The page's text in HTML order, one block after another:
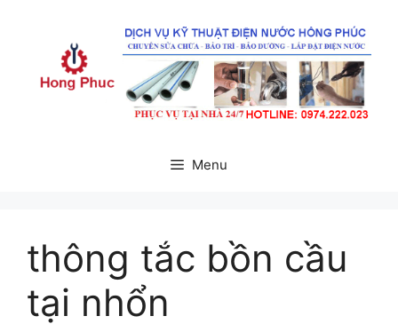
Menu
thông tắc bồn cầu
tại nhổn